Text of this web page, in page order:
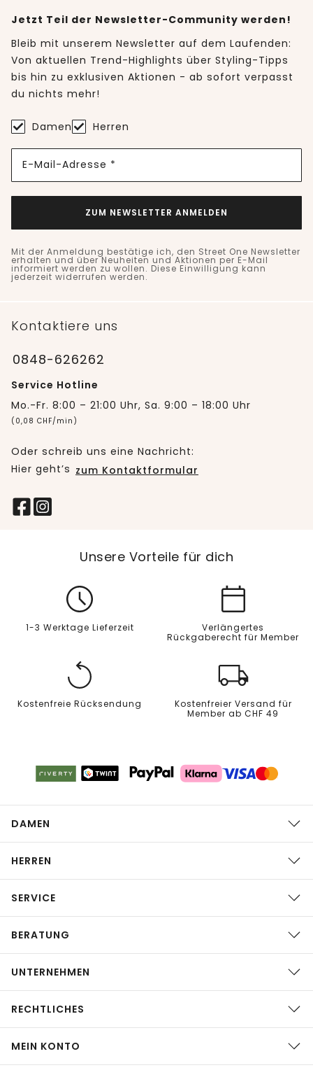
Jetzt Teil der Newsletter-Community werden!
Bleib mit unserem Newsletter auf dem Laufenden:
Von aktuellen Trend-Highlights über Styling-Tipps
bis hin zu exklusiven Aktionen - ab sofort verpasst
du nichts mehr!
Damen Herren
E-Mail-Adresse *
ZUM NEWSLETTER ANMELDEN
Mit der Anmeldung bestätige ich, den Street One Newsletter
erhalten und über Neuheiten und Aktionen per E-Mail
informiert werden zu wollen. Diese Einwilligung kann
jederzeit widerrufen werden.
Kontaktiere uns
0848-626262
Service Hotline
Mo.-Fr. 8:00 – 21:00 Uhr, Sa. 9:00 – 18:00 Uhr
(0,08 CHF/min)
Oder schreib uns eine Nachricht:
Hier geht’s zum Kontaktformular
Unsere Vorteile für dich
1-3 Werktage Lieferzeit
Verlängertes
Rückgaberecht für Member
Kostenfreie Rücksendung
Kostenfreier Versand für
Member ab CHF 49
DAMEN
HERREN
SERVICE
BERATUNG
UNTERNEHMEN
RECHTLICHES
MEIN KONTO